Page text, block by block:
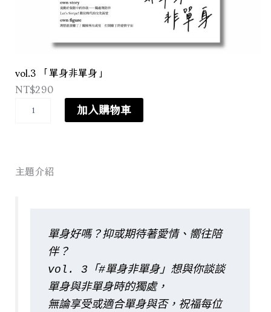
vol.3 「單身非單身」
NT$290
單
加入購物車
主題介紹
單身好嗎？抑或期待著愛情、嚮往陪
伴？
vol. 3「#單身非單身」想與你談談
單身與非單身時的獨處，
無論享受或適合單身與否，祝福每位